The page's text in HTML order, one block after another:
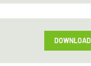
DOWNLOAD